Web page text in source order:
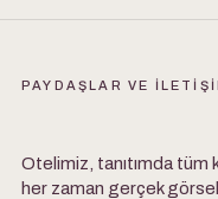
PAYDAŞLAR VE
Otelimiz, tanıtımda tüm
her zaman gerçek